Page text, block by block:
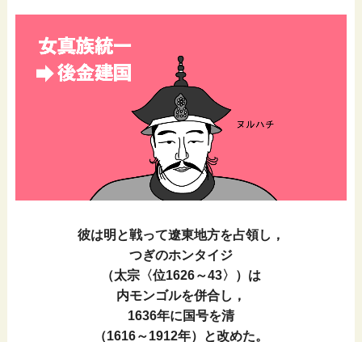
彼は明と戦って遼東地方を占領し，
つぎのホンタイジ
（太宗〈位1626～43〉）は
内モンゴルを併合し，
1636年に国号を清
（1616～1912年）と改めた。